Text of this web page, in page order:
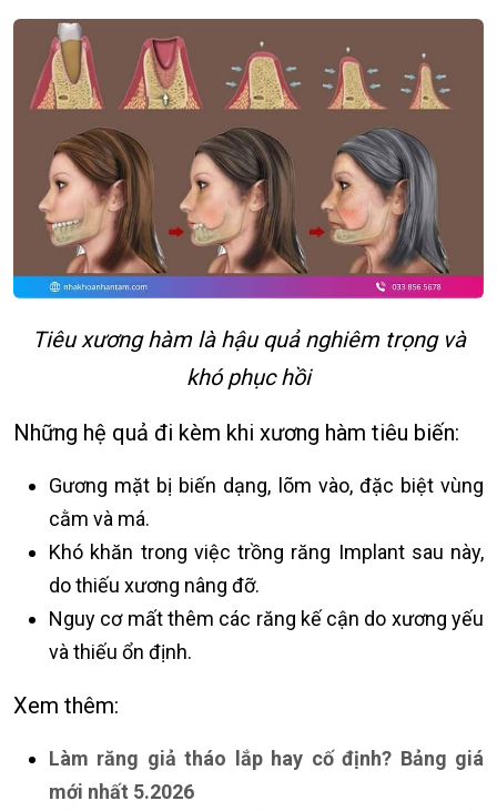
Tiêu xương hàm là hậu quả nghiêm trọng và
khó phục hồi
Những hệ quả đi kèm khi xương hàm tiêu biến:
Gương mặt bị biến dạng, lõm vào, đặc biệt vùng
cằm và má.
Khó khăn trong việc trồng răng Implant sau này,
do thiếu xương nâng đỡ.
Nguy cơ mất thêm các răng kế cận do xương yếu
và thiếu ổn định.
Xem thêm:
Làm răng giả tháo lắp hay cố định? Bảng giá
mới nhất 5.2026